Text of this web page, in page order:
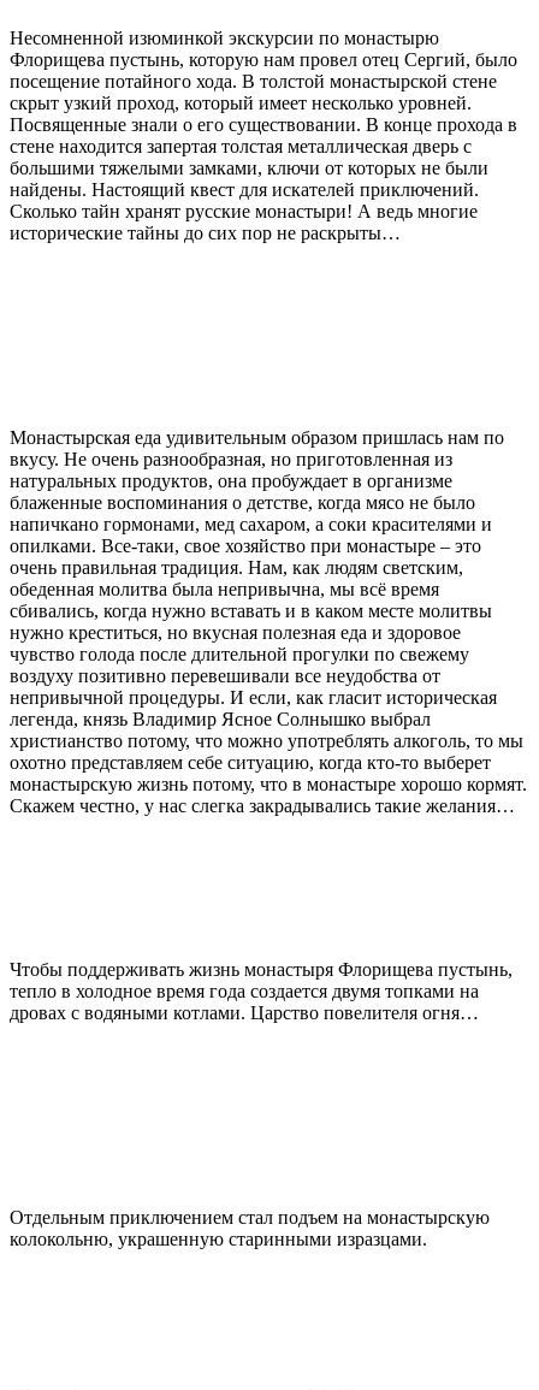
Несомненной изюминкой экскурсии по монастырю
Флорищева пустынь, которую нам провел отец Сергий, было
посещение потайного хода. В толстой монастырской стене
скрыт узкий проход, который имеет несколько уровней.
Посвященные знали о его существовании. В конце прохода в
стене находится запертая толстая металлическая дверь с
большими тяжелыми замками, ключи от которых не были
найдены. Настоящий квест для искателей приключений.
Сколько тайн хранят русские монастыри! А ведь многие
исторические тайны до сих пор не раскрыты…
Монастырская еда удивительным образом пришлась нам по
вкусу. Не очень разнообразная, но приготовленная из
натуральных продуктов, она пробуждает в организме
блаженные воспоминания о детстве, когда мясо не было
напичкано гормонами, мед сахаром, а соки красителями и
опилками. Все-таки, свое хозяйство при монастыре – это
очень правильная традиция. Нам, как людям светским,
обеденная молитва была непривычна, мы всё время
сбивались, когда нужно вставать и в каком месте молитвы
нужно креститься, но вкусная полезная еда и здоровое
чувство голода после длительной прогулки по свежему
воздуху позитивно перевешивали все неудобства от
непривычной процедуры. И если, как гласит историческая
легенда, князь Владимир Ясное Солнышко выбрал
христианство потому, что можно употреблять алкоголь, то мы
охотно представляем себе ситуацию, когда кто-то выберет
монастырскую жизнь потому, что в монастыре хорошо кормят.
Скажем честно, у нас слегка закрадывались такие желания…
Чтобы поддерживать жизнь монастыря Флорищева пустынь,
тепло в холодное время года создается двумя топками на
дровах с водяными котлами. Царство повелителя огня…
Отдельным приключением стал подъем на монастырскую
колокольню, украшенную старинными изразцами.